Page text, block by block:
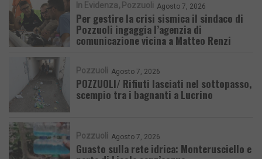
In Evidenza Pozzuoli Agosto 7, 2026
Per gestire la crisi sismica il sindaco di
Pozzuoli ingaggia l’agenzia di
comunicazione vicina a Matteo Renzi
Pozzuoli Agosto 7, 2026
POZZUOLI/ Rifiuti lasciati nel sottopasso,
scempio tra i bagnanti a Lucrino
Pozzuoli Agosto 7, 2026
Guasto sulla rete idrica: Monterusciello e